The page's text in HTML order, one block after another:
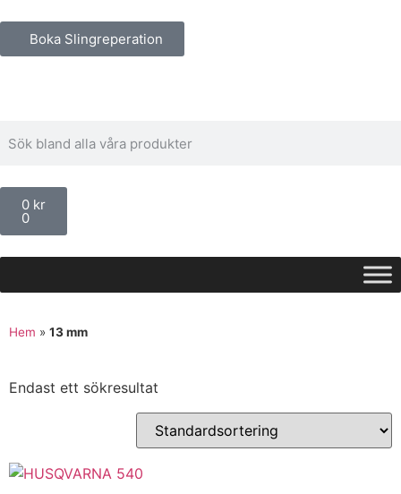
Boka Slingreperation
0 kr
0
Hem » 13 mm
Endast ett sökresultat